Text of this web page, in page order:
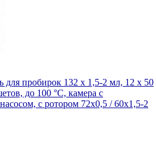
пробирок 132 х 1,5-2 мл, 12 х 50
до 100 °C, камера с
с ротором 72х0,5 / 60х1,5-2